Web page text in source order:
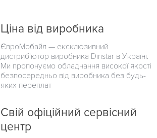
Ціна від виробника
ЄвроМобайл — ексклюзивний
дистриб'ютор виробника Dinstar в Україні.
Ми пропонуємо обладнання високої якості
безпосередньо від виробника без будь-
яких переплат
Свій офіційний сервісний
центр